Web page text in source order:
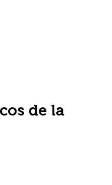
de la